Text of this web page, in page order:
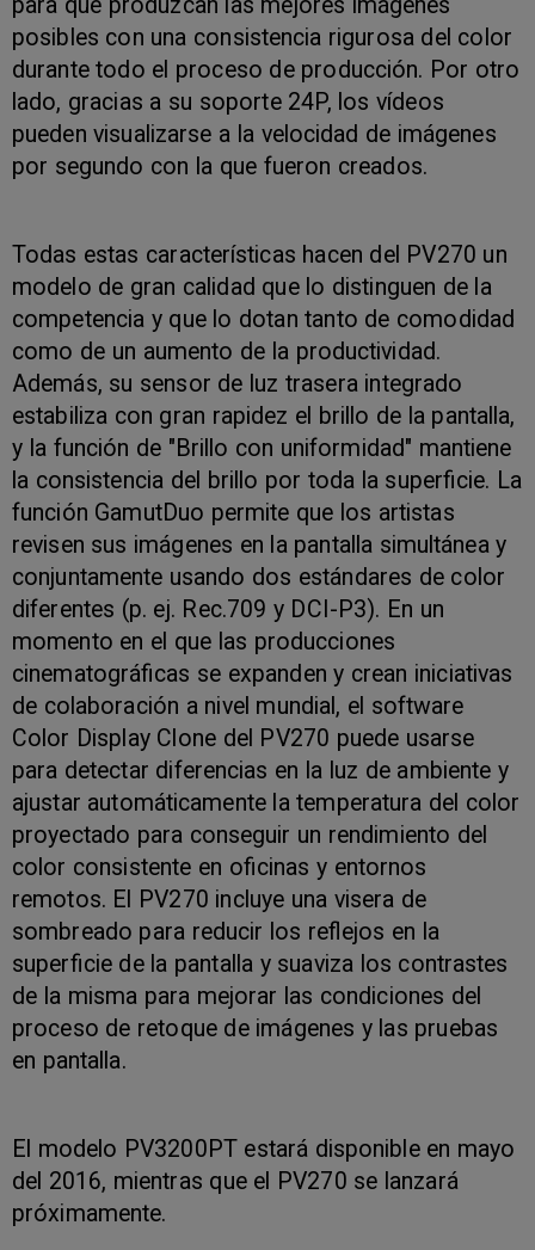
posibles con una consistencia rigurosa del color
durante todo el proceso de producción. Por otro
lado, gracias a su soporte 24P, los vídeos
pueden visualizarse a la velocidad de imágenes
por segundo con la que fueron creados.
Todas estas características hacen del PV270 un
modelo de gran calidad que lo distinguen de la
competencia y que lo dotan tanto de comodidad
como de un aumento de la productividad.
Además, su sensor de luz trasera integrado
estabiliza con gran rapidez el brillo de la pantalla,
y la función de "Brillo con uniformidad" mantiene
la consistencia del brillo por toda la superficie. La
función GamutDuo permite que los artistas
revisen sus imágenes en la pantalla simultánea y
conjuntamente usando dos estándares de color
diferentes (p. ej. Rec.709 y DCI-P3). En un
momento en el que las producciones
cinematográficas se expanden y crean iniciativas
de colaboración a nivel mundial, el software
Color Display Clone del PV270 puede usarse
para detectar diferencias en la luz de ambiente y
ajustar automáticamente la temperatura del color
proyectado para conseguir un rendimiento del
color consistente en oficinas y entornos
remotos. El PV270 incluye una visera de
sombreado para reducir los reflejos en la
superficie de la pantalla y suaviza los contrastes
de la misma para mejorar las condiciones del
proceso de retoque de imágenes y las pruebas
en pantalla.
El modelo PV3200PT estará disponible en mayo
del 2016, mientras que el PV270 se lanzará
próximamente.